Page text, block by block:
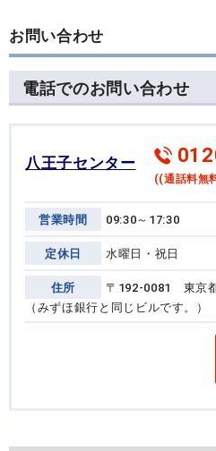
お問い合わせ
電話でのお問い合わせ
八王子センター
((通話料無
営業時間 09:30～17:30
定休日 水曜日・祝日
住所
〒192-0081 東京
（みずほ銀行と同じビルです。）